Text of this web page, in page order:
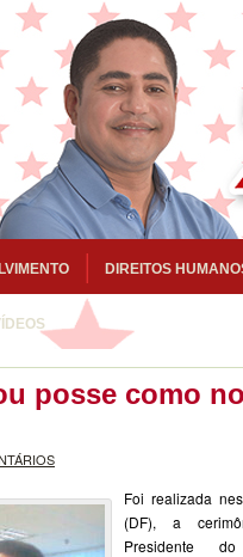
DIREITOS
posse como
Foi realizada
(DF), a
Presidente